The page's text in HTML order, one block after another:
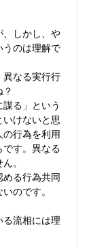
しかし、や
のは理解で
なる実行行
る」という
けないと思
行為を利用
です。異なる
。
る行為共同
のです。
流相には理